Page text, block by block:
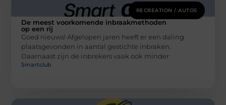
RECREATION / AUTOS
De meest voorkomende inbraakmethoden
op een rij
Goed nieuws! Afgelopen jaren heeft er een daling
plaatsgevonden in aantal gestichte inbraken.
Daarnaast zijn de inbrekers vaak ook minder
Smartclub